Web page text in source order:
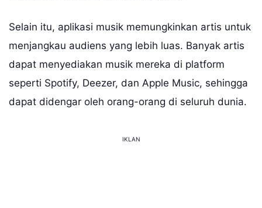
Selain itu, aplikasi musik memungkinkan artis untuk
menjangkau audiens yang lebih luas. Banyak artis
dapat menyediakan musik mereka di platform
seperti Spotify, Deezer, dan Apple Music, sehingga
dapat didengar oleh orang-orang di seluruh dunia.
IKLAN